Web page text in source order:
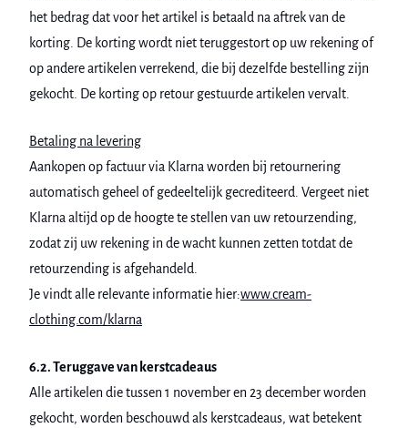
het bedrag dat voor het artikel is betaald na aftrek van de
korting. De korting wordt niet teruggestort op uw rekening of
op andere artikelen verrekend, die bij dezelfde bestelling zijn
gekocht. De korting op retour gestuurde artikelen vervalt.
Betaling na levering
Aankopen op factuur via Klarna worden bij retournering
automatisch geheel of gedeeltelijk gecrediteerd. Vergeet niet
Klarna altijd op de hoogte te stellen van uw retourzending,
zodat zij uw rekening in de wacht kunnen zetten totdat de
retourzending is afgehandeld.
Je vindt alle relevante informatie hier:www.cream-
clothing.com/klarna
6.2. Teruggave van kerstcadeaus
Alle artikelen die tussen 1 november en 23 december worden
gekocht, worden beschouwd als kerstcadeaus, wat betekent